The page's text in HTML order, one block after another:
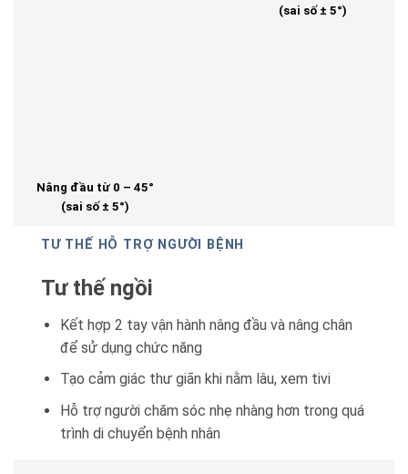
Nâng đầu từ 0 – 45°
(sai số ± 5°)
(sai số ± 5°)
TƯ THẾ HỖ TRỢ NGƯỜI BỆNH
Tư thế ngồi
Kết hợp 2 tay vận hành nâng đầu và nâng chân
để sử dụng chức năng
Tạo cảm giác thư giãn khi nằm lâu, xem tivi
Hỗ trợ người chăm sóc nhẹ nhàng hơn trong quá
trình di chuyển bệnh nhân